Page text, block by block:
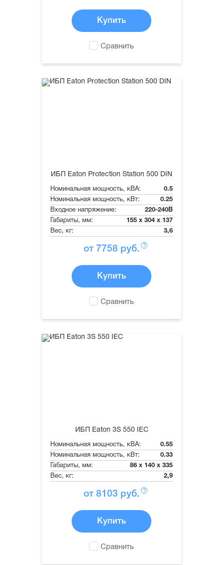
Купить
Сравнить
ИБП Eaton Protection Station 500 DIN
Номинальная мощность, кВА:
0.5
Номинальная мощность, кВт:
0.25
Входное напряжение:
220-240В
Габариты, мм:
155 x 304 x 137
Вес, кг:
3,6
от 7758 руб. ?
Купить
Сравнить
ИБП Eaton 3S 550 IEC
Номинальная мощность, кВА:
0.55
Номинальная мощность, кВт:
0.33
Габариты, мм:
86 x 140 x 335
Вес, кг:
2,9
от 8103 руб. ?
Купить
Сравнить